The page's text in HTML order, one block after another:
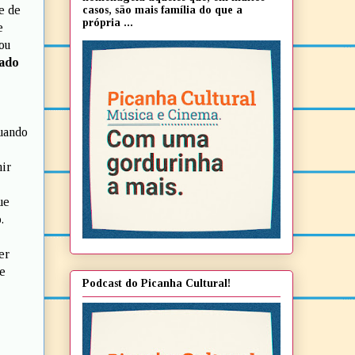
de
casos, são mais família do que a
própria ...
Podcast do Picanha Cultural!